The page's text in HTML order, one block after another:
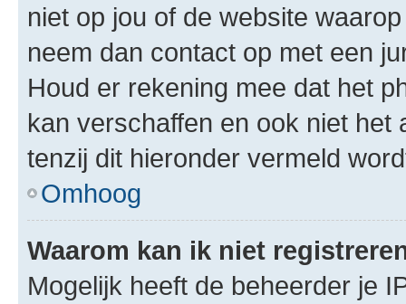
niet op jou of de website
neem dan contact op met een
Houd er rekening mee dat het
kan verschaffen en ook niet
tenzij dit hieronder vermeld
Omhoog
Waarom kan ik niet
Mogelijk heeft de beheerder je